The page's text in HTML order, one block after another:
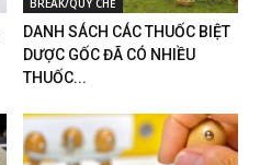
BREAK/QUY CHẾ
DANH SÁCH CÁC THUỐC BIỆT
DƯỢC GỐC ĐÃ CÓ NHIỀU
THUỐC...